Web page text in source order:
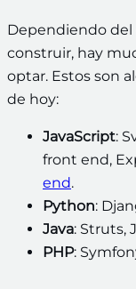
Dependiendo del
construir, hay
optar. Estos son
de hoy:
JavaScript:
front end,
end.
Python:
Java: Struts,
PHP: